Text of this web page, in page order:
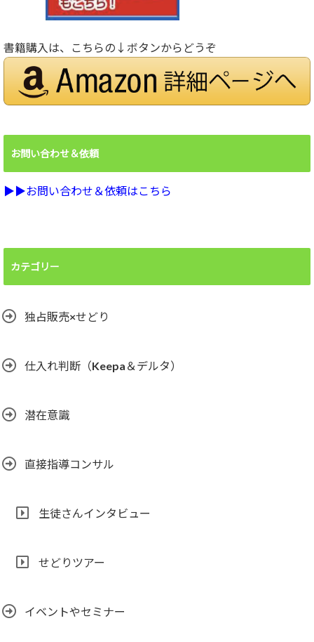
書籍購入は、こちらの↓ボタンからどうぞ
お問い合わせ＆依頼
▶︎▶︎お問い合わせ＆依頼はこちら
カテゴリー
独占販売×せどり
仕入れ判断（Keepa＆デルタ）
潜在意識
直接指導コンサル
生徒さんインタビュー
せどりツアー
イベントやセミナー